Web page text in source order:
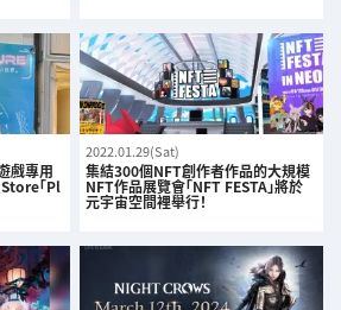
戲專用
「Pl
2022.01.29(Sat)
集結300個NFT創作者作品的大規模
NFT作品展覽會「NFT FESTA」將於
元宇宙空間裡舉行！